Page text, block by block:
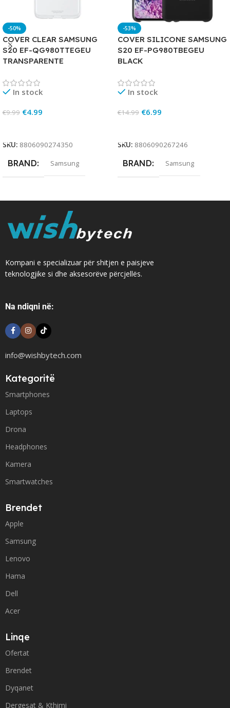
-50%
COVER CLEAR SAMSUNG
S20 EF-QG980TTEGEU
TRANSPARENTE
In stock
€9.99 €4.99
SKU: 8806090274350
BRAND Samsung
-53%
COVER SILICONE SAMSUNG
S20 EF-PG980TBEGEU
BLACK
In stock
€14.99 €6.99
SKU: 8806090267246
BRAND Samsung
Kompani e specializuar për shitjen e paisjeve
teknologjike si dhe aksesorëve përcjellës.
Na ndiqni në:
info@wishbytech.com
Kategoritë
Smartphones
Laptops
Drona
Headphones
Kamera
Smartwatches
Brendet
Apple
Samsung
Lenovo
Hama
Dell
Acer
Linqe
Ofertat
Brendet
Dyqanet
Dergesat & Kthimi